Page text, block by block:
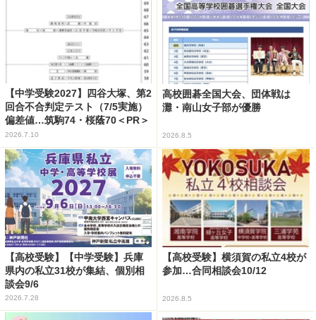
【中学受験2027】四谷大塚、第2
回合不合判定テスト（7/5実施）
偏差値…筑駒74・桜蔭70＜PR＞
2026.7.10
高校囲碁全国大会、団体戦は
灘・南山女子部が優勝
2026.8.5
【高校受験】【中学受験】兵庫
県内の私立31校が集結、個別相
談会9/6
2026.7.28
【高校受験】横須賀の私立4校が
参加…合同相談会10/12
2026.8.5